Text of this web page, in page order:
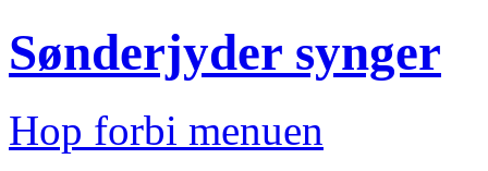
Sønderjyder synger
Hop forbi menuen